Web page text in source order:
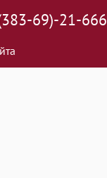
69)-21-666